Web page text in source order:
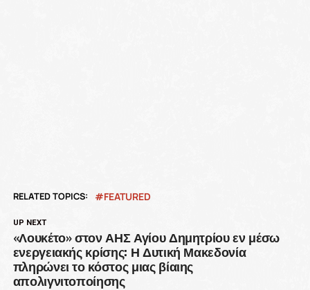
RELATED TOPICS: FEATURED
UP NEXT
«Λουκέτο» στον ΑΗΣ Αγίου Δημητρίου εν μέσω
ενεργειακής κρίσης: Η Δυτική Μακεδονία
πληρώνει το κόστος μιας βίαιης
απολιγνιτοποίησης